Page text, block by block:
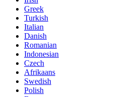
Greek
Turkish
Italian
Danish
Romanian
Indonesian
Czech
Afrikaans
Swedish
Polish